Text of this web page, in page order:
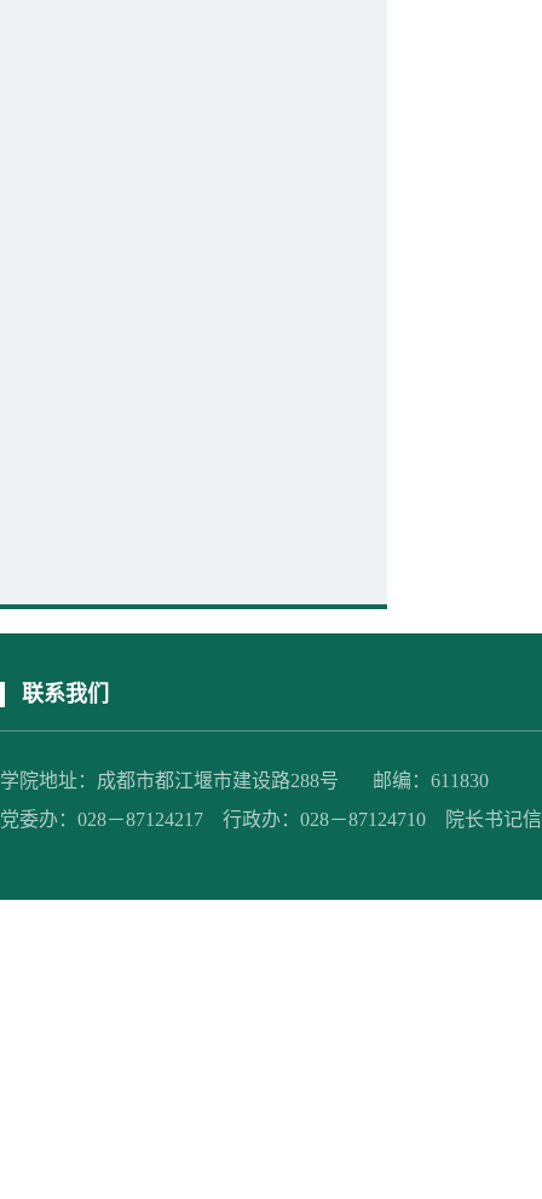
联系我们
学院地址：成都市都江堰市建设路288号 邮编：611830
党委办：028－87124217 行政办：028－87124710 院长书记信